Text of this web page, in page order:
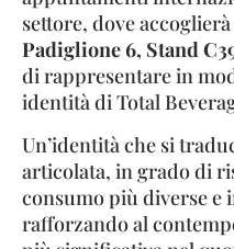
settore, dove
Padiglione 6, Stand
di rappresentare in
identità di Total
Un’identità che si
articolata, in grado di
consumo più diverse e
rafforzando al